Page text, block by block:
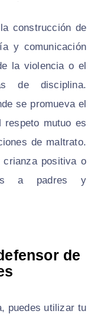
construcción de
y comunicación
la violencia o el
de disciplina.
se promueva el
mutuo es
de maltrato.
crianza positiva o
a padres y
de
puedes utilizar tu